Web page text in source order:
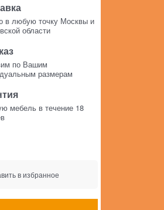
в любую точку Москвы и
области
по Вашим
размерам
мебель в течение 18
в избранное